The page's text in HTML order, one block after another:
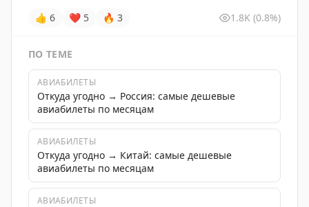
👍 6 ❤ 5 🔥 3 1.8K (0.8%)
ПО ТЕМЕ
АВИАБИЛЕТЫ
Откуда угодно → Россия: самые дешевые
авиабилеты по месяцам
АВИАБИЛЕТЫ
Откуда угодно → Китай: самые дешевые
авиабилеты по месяцам
АВИАБИЛЕТЫ